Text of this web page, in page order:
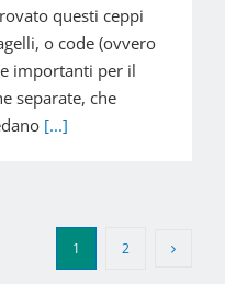
questi ceppi
o code (ovvero
importanti per il
separate, che
[...]
1 2